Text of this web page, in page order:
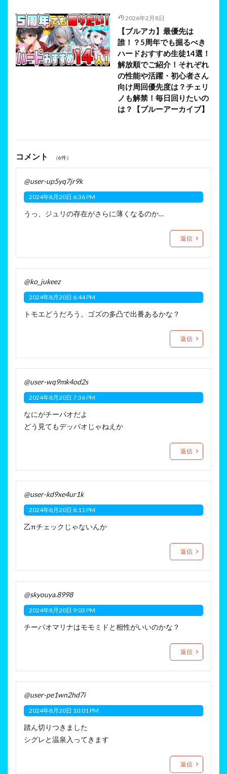
2026年2月8日
【ブルアカ】最優先は
誰！？5周年でも掘るべき
ハードおすすめ生徒14選！
解放順でご紹介！それぞれ
の性能や活躍・初心者さん
向け周回優先度は？チェリ
ノも解禁！毎日回りたいの
は？【ブルーアーカイブ】
コメント （6件）
@user-up5yq7jr9k
2024年8月20日 6:36 PM
うっ、ジュリの存在がさらに薄くなるのか…
返信
@ko_jukeez
2024年8月20日 6:44 PM
トモエどうだろう。ゴズの多凸で出番あるかな？
返信
@user-wq9mk4od2s
2024年8月20日 7:36 PM
なにがチーパオだよ
どう見てもデッパオじゃねえか
返信
@user-kd9xe4ur1k
2024年8月20日 8:11 PM
乙πチェックじゃないんか
返信
@skyouya.8998
2024年8月20日 9:03 PM
チーパオマリナはモモミドと相性がいいのかな？
返信
@user-pe1wn2hd7i
2024年8月20日 10:01 PM
踏ん切りつきました
シグレと温泉入ってきます
返信